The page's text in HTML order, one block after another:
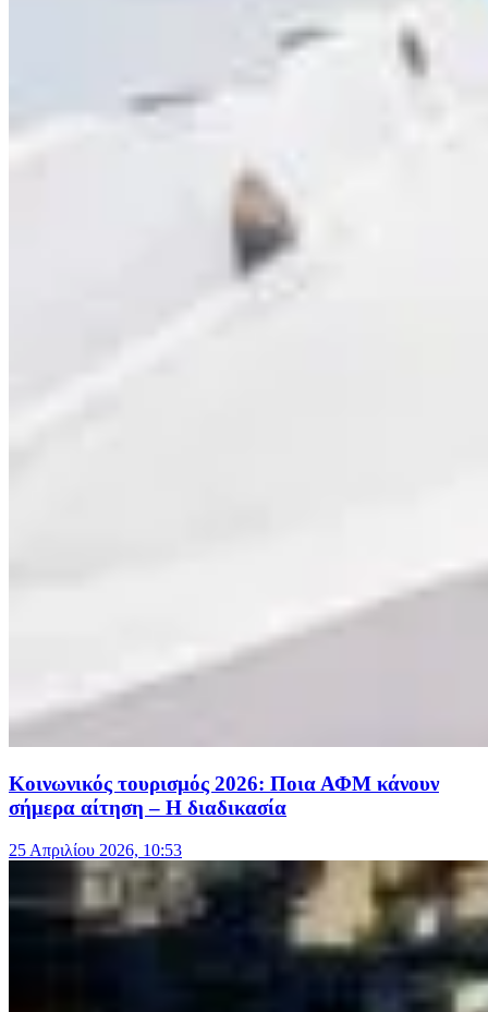
Κοινωνικός τουρισμός 2026: Ποια ΑΦΜ κάνουν
σήμερα αίτηση – Η διαδικασία
25 Απριλίου 2026, 10:53